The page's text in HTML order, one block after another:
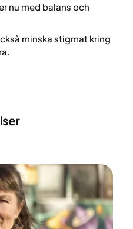
nu med balans och
minska stigmat kring